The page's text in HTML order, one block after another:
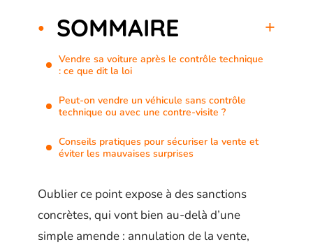
SOMMAIRE
Vendre sa voiture après le contrôle technique
: ce que dit la loi
Peut-on vendre un véhicule sans contrôle
technique ou avec une contre-visite ?
Conseils pratiques pour sécuriser la vente et
éviter les mauvaises surprises
Oublier ce point expose à des sanctions
concrètes, qui vont bien au-delà d’une
simple amende : annulation de la vente,